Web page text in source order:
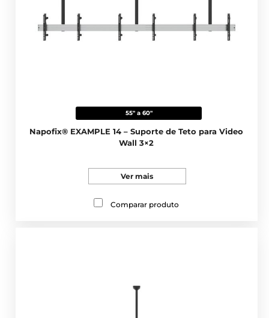
55" a 60"
Napofix® EXAMPLE 14 – Suporte de Teto para Video
Wall 3×2
Ver mais
Comparar produto